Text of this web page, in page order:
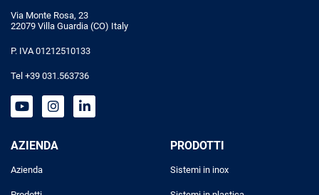
Via Monte Rosa, 23
22079 Villa Guardia (CO) Italy
P. IVA 01212510133
Tel +39 031.563736
AZIENDA
Azienda
PRODOTTI
Sistemi in inox